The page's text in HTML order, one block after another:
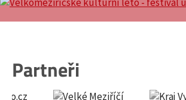
Partneři